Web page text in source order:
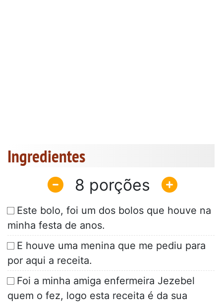
Ingredientes
8
Este bolo, foi um dos bolos que houve na
minha festa de anos.
E houve uma menina que me pediu para
por aqui a receita.
Foi a minha amiga enfermeira Jezebel
quem o fez, logo esta receita é da sua